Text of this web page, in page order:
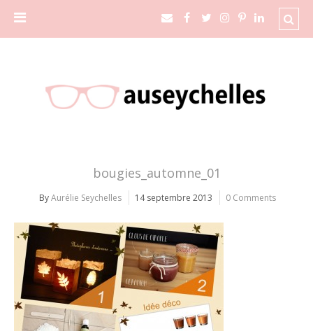
bougies_automne_01
ByAurélie Seychelles 14 septembre 2013 0 Comments